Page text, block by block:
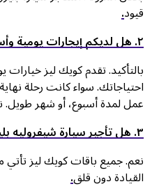
قيود.
۲. هل لديكم إيجارات يومية وأسبوعية وشهرية؟
بالتأكيد. تقدم كويك ليز
احتياجاتك. سواء كانت رحلة
عمل لمدة أسبوع، أو شهر طويل.
۳. هل تأجير سيارة شيفروليه بليزر يشمل التأمين؟
نعم. جميع باقات كويك ليز
القيادة دون قلق.